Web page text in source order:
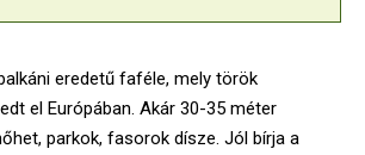
eredetű faféle, mely török
el Európában. Akár 30-35 méter
parkok, fasorok dísze. Jól bírja a